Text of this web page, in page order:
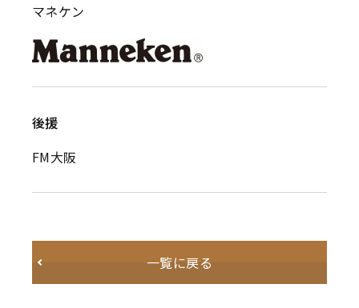
マネケン
後援
FM大阪
一覧に戻る